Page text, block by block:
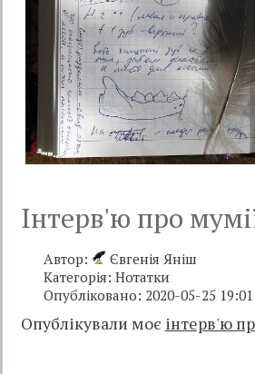
Інтерв'ю про
Автор:
Євгенія Яніш
Категорія: Нотатки
Опубліковано: 2020-05-25 19:01
Опублікували моє інтерв'ю